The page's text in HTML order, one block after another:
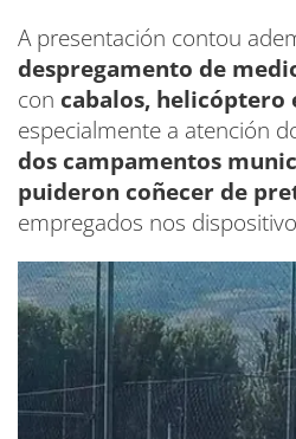
A presentación contou
despregamento de
con cabalos, helicóptero
especialmente a atención
dos campamentos
puideron coñecer de
empregados nos